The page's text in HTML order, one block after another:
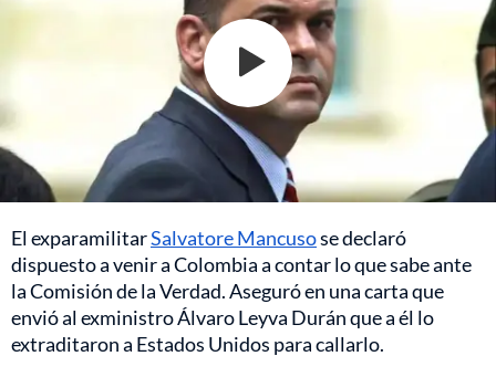
El exparamilitarSalvatore Mancusose declaró
dispuesto a venir a Colombia a contar lo que sabe ante
la Comisión de la Verdad. Aseguró en una carta que
envió al exministro Álvaro Leyva Durán que a él lo
extraditaron a Estados Unidos para callarlo.